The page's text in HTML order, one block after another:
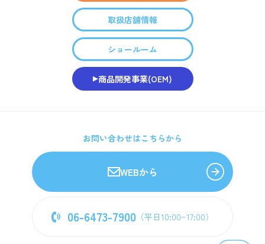
取扱店舗情報
ショールーム
商品開発事業(OEM)
お問い合わせはこちらから
WEBから
06-6473-7900 （平日10:00~17:00）